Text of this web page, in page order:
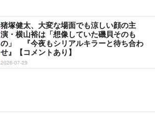
猪塚健太、大変な場面でも涼しい顔の主
演・横山裕は「想像していた磯貝そのも
の」 『今夜もシリアルキラーと待ち合わ
せ』【コメントあり】
2026-07-29